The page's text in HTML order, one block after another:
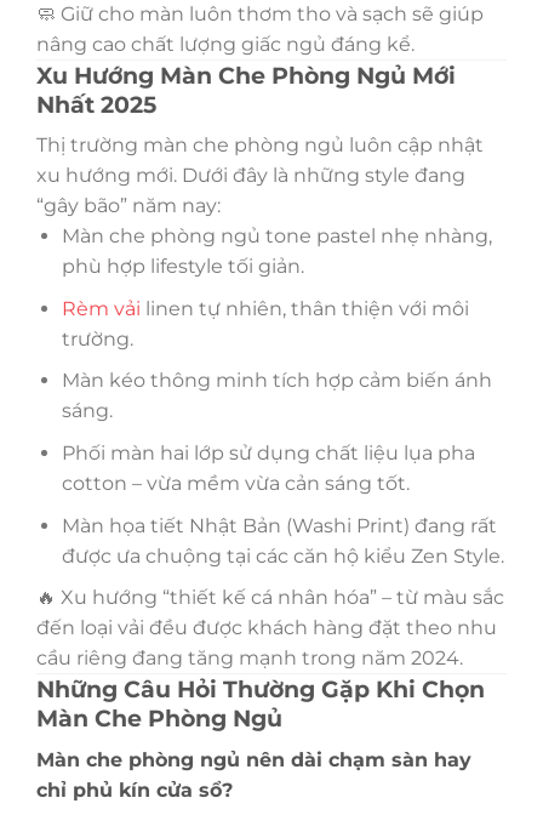
🧼 Giữ cho màn luôn thơm tho và sạch sẽ giúp
nâng cao chất lượng giấc ngủ đáng kể.
Xu Hướng Màn Che Phòng Ngủ Mới
Nhất 2025
Thị trường màn che phòng ngủ luôn cập nhật
xu hướng mới. Dưới đây là những style đang
“gây bão” năm nay:
Màn che phòng ngủ tone pastel nhẹ nhàng,
phù hợp lifestyle tối giản.
Rèm vải linen tự nhiên, thân thiện với môi
trường.
Màn kéo thông minh tích hợp cảm biến ánh
sáng.
Phối màn hai lớp sử dụng chất liệu lụa pha
cotton – vừa mềm vừa cản sáng tốt.
Màn họa tiết Nhật Bản (Washi Print) đang rất
được ưa chuộng tại các căn hộ kiểu Zen Style.
🔥 Xu hướng “thiết kế cá nhân hóa” – từ màu sắc
đến loại vải đều được khách hàng đặt theo nhu
cầu riêng đang tăng mạnh trong năm 2024.
Những Câu Hỏi Thường Gặp Khi Chọn
Màn Che Phòng Ngủ
Màn che phòng ngủ nên dài chạm sàn hay
chỉ phủ kín cửa sổ?